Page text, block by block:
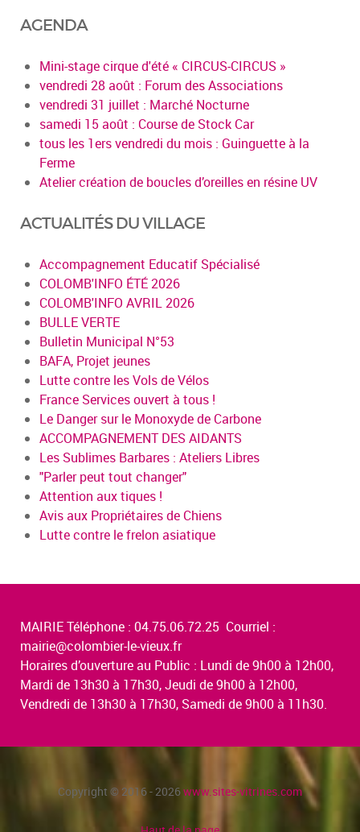
AGENDA
Mini-stage cirque d'été « CIRCUS-CIRCUS »
vendredi 28 août : Forum des Associations
vendredi 31 juillet : Marché Nocturne
samedi 15 août : Course de Stock Car
tous les 1ers vendredi du mois : Guinguette à la
Ferme
Atelier création de boucles d’oreilles en résine UV
ACTUALITÉS DU VILLAGE
Accompagnement Educatif Spécialisé
COLOMB'INFO ÉTÉ 2026
COLOMB'INFO AVRIL 2026
BULLE VERTE
Bulletin Municipal N°53
BAFA, Projet jeunes
Lutte contre les Vols de Vélos
France Services ouvert à tous !
Le Danger sur le Monoxyde de Carbone
ACCOMPAGNEMENT DES AIDANTS
Les Sublimes Barbares : Ateliers Libres
"Parler peut tout changer"
Attention aux tiques !
Avis aux Propriétaires de Chiens
Lutte contre le frelon asiatique
MAIRIE Téléphone : 04.75.06.72.25 Courriel :
mairie@colombier-le-vieux.fr
Horaires d’ouverture au Public : Lundi de 9h00 à 12h00,
Mardi de 13h30 à 17h30, Jeudi de 9h00 à 12h00,
Vendredi de 13h30 à 17h30, Samedi de 9h00 à 11h30.
Copyright © 2016 - 2026www.sites-vitrines.com